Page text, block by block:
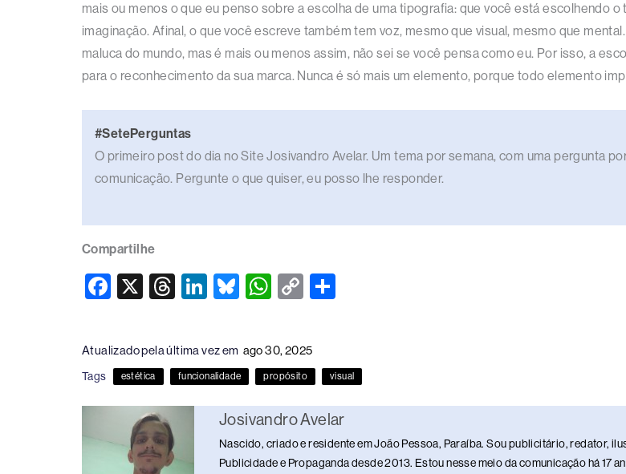
mais ou menos o que eu penso sobre a escolha de uma tipografia: que você está escolhendo
imaginação. Afinal, o que você escreve também tem voz, mesmo que visual, mesmo que
maluca do mundo, mas é mais ou menos assim, não sei se você pensa como eu. Por isso, a
para o reconhecimento da sua marca. Nunca é só mais um elemento, porque todo elemento
#SetePerguntas
O primeiro post do dia no Site Josivandro Avelar. Um tema por semana, com uma pergunta
comunicação. Pergunte o que quiser, eu posso lhe responder.
Compartilhe
F
e
b
o
o
X
T
a
d
s
Li
e
dI
n
Bl
sk
y
W
s
A
p
p
C
y
Li
n
k
e
Atualizado pela última vez em ago 30, 2025
Tags estética funcionalidade propósito visual
Josivandro Avelar
Nascido, criado e residente em João Pessoa, Paraíba. Sou publicitário, redator,
Publicidade e Propaganda desde 2013. Estou nesse meio da comunicação há 17